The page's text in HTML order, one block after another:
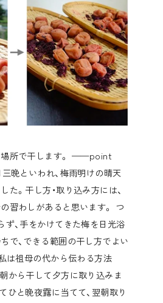
場所で干します。 ——point
三晩といわれ、梅雨明けの晴天
た。干し方・取り込み方には、
習わしがあると思います。 つ
ず、手をかけてきた梅を日光浴
で、できる範囲の干し方でよい
は祖母の代から伝わる方法
ら干して夕方に取り込みま
ひと晩夜露に当てて、翌朝取り